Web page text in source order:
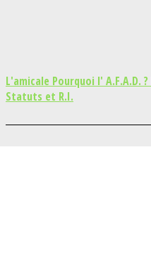
L'amicale Pourquoi l' A.F.A.D. ?
Statuts et R.I.